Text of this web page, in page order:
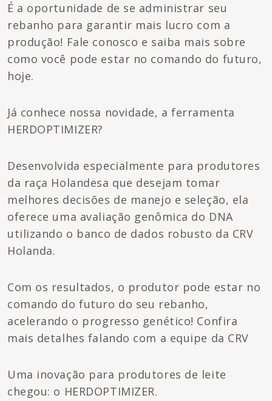
É a oportunidade de se administrar seu
rebanho para garantir mais lucro com a
produção! Fale conosco e saiba mais sobre
como você pode estar no comando do futuro,
hoje.
Já conhece nossa novidade, a ferramenta
HERDOPTIMIZER?
Desenvolvida especialmente para produtores
da raça Holandesa que desejam tomar
melhores decisões de manejo e seleção, ela
oferece uma avaliação genômica do DNA
utilizando o banco de dados robusto da CRV
Holanda.
Com os resultados, o produtor pode estar no
comando do futuro do seu rebanho,
acelerando o progresso genético! Confira
mais detalhes falando com a equipe da CRV
Uma inovação para produtores de leite
chegou: o HERDOPTIMIZER.